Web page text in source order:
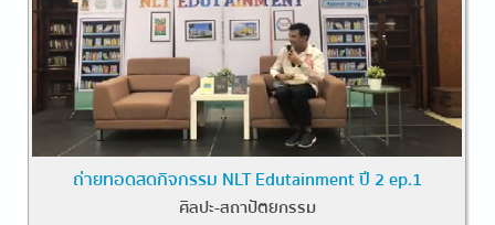
ถ่ายทอดสดกิจกรรม NLT Edutainment ปี 2 ep.1
ศิลปะ-สถาปัตยกรรม